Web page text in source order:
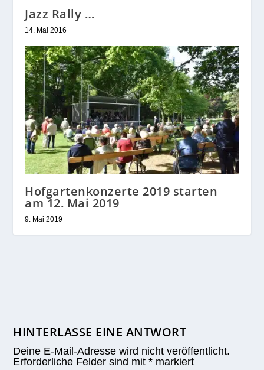
Jazz Rally …
14. Mai 2016
Hofgartenkonzerte 2019 starten
am 12. Mai 2019
9. Mai 2019
HINTERLASSE EINE ANTWORT
Deine E-Mail-Adresse wird nicht veröffentlicht.
Erforderliche Felder sind mit* markiert